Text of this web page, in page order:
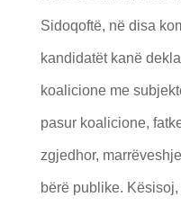
Sidoqoftë, në disa
kandidatët kanë
koalicione me
pasur koalicione,
zgjedhor,
bërë publike.